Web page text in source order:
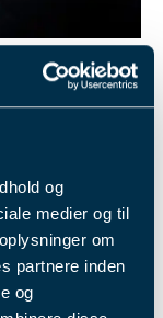
og
medier og til
om
partnere inden
og
besøg i staldene.
for
Annette
om sit
i